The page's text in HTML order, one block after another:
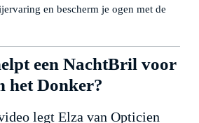
en bescherm je ogen met de
een NachtBril voor
het Donker?
legt Elza van Opticien